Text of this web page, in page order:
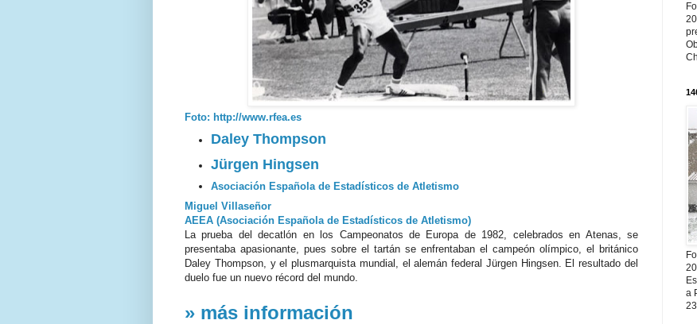
Foto: http://www.rfea.es
Daley Thompson
Jürgen Hingsen
Asociación Española de Estadísticos de Atletismo
Miguel Villaseñor
AEEA (Asociación Española de Estadísticos de Atletismo)
La prueba del decatlón en los Campeonatos de Europa de 1982, celebrados en Atenas, se
presentaba apasionante, pues sobre el tartán se enfrentaban el campeón olímpico, el británico
Daley Thompson, y el plusmarquista mundial, el alemán federal Jürgen Hingsen. El resultado del
duelo fue un nuevo récord del mundo.
» más información
a